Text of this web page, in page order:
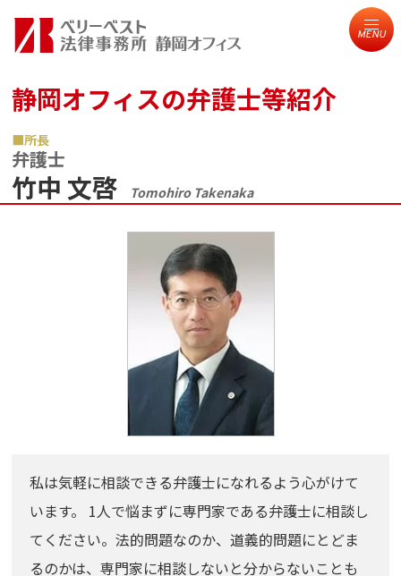
MENU
静岡オフィスの弁護士等紹介
所長
弁護士
竹中 文啓 Tomohiro Takenaka
私は気軽に相談できる弁護士になれるよう心がけて
います。 1人で悩まずに専門家である弁護士に相談し
てください。法的問題なのか、道義的問題にとどま
るのかは、専門家に相談しないと分からないことも